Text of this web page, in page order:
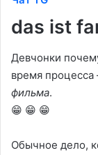
das ist
Девчонки
время процесса
фильма.
😁 😁 😁
Обычное дело,